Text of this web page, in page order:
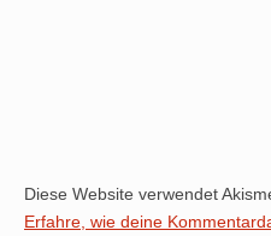
Diese Website verwendet
Erfahre, wie deine